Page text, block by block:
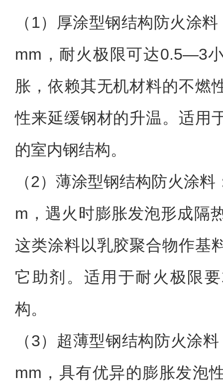
（1） 厚涂型钢结构防火涂
mm，耐火极限可达0.5—3
胀，依赖其无机材料的不燃
性来延缓钢材的升温。适用
的室内钢结构。
（2）薄涂型钢结构防火涂
m，遇火时膨胀发泡形成隔
这类涂料以乳胶聚合物作基
它助剂。适用于耐火极限
构。
（3）超薄型钢结构防火涂
mm，具有优异的膨胀发泡